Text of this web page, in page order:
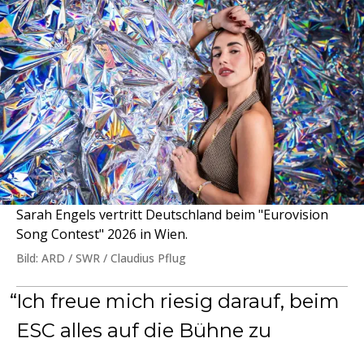
Sarah Engels vertritt Deutschland beim "Eurovision
Song Contest" 2026 in Wien.
Bild: ARD / SWR / Claudius Pflug
Ich freue mich riesig darauf, beim
ESC alles auf die Bühne zu